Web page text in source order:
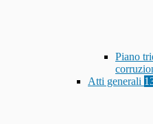
Piano
Atti generali